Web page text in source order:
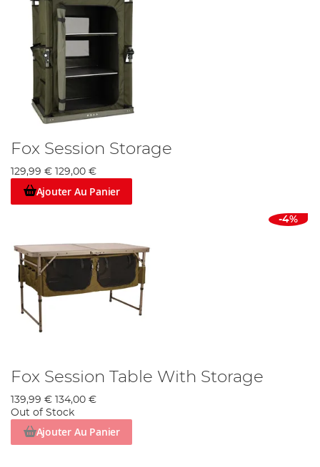
Fox Session Storage
129,99 € 129,00 €
Ajouter Au Panier
-4%
Fox Session Table With Storage
139,99 € 134,00 €
Out of Stock
Ajouter Au Panier